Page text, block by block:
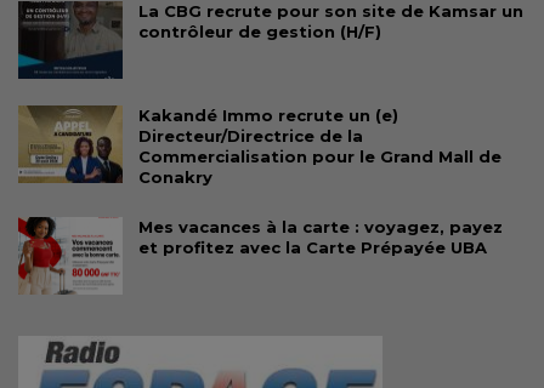
La CBG recrute pour son site de Kamsar un
contrôleur de gestion (H/F)
Kakandé Immo recrute un (e)
Directeur/Directrice de la
Commercialisation pour le Grand Mall de
Conakry
Mes vacances à la carte : voyagez, payez
et profitez avec la Carte Prépayée UBA